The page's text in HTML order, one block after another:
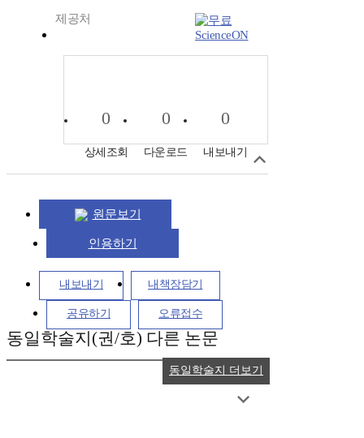
제공처
ScienceON
0
상세조회
0
다운로드
0
내보내기
원문보기
인용하기
내보내기 내책장담기
공유하기 오류접수
동일학술지(권/호) 다른 논문
동일학술지 더보기